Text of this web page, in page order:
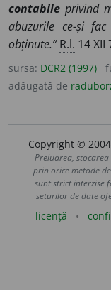
contabile privind
abuzurile ce-și
obținute.” R.l. 14 XII
sursa: DCR2 (1997)
adăugată de
Copyright ©
Preluarea,
prin orice metode
sunt strict interzise
seturilor de date
licență